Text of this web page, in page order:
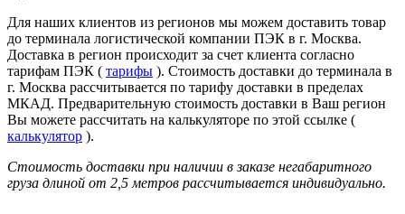
Для наших клиентов из регионов мы можем доставить товар
до терминала логистической компании ПЭК в г. Москва.
Доставка в регион происходит за счет клиента согласно
тарифам ПЭК ( тарифы ). Стоимость доставки до терминала в
г. Москва рассчитывается по тарифу доставки в пределах
МКАД. Предварительную стоимость доставки в Ваш регион
Вы можете рассчитать на калькуляторе по этой ссылке (
калькулятор ).
Стоимость доставки при наличии в заказе негабаритного
груза длиной от 2,5 метров рассчитывается индивидуально.